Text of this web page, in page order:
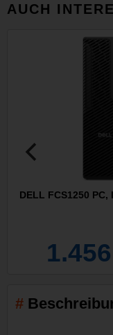
AUCH
DELL FCS1250